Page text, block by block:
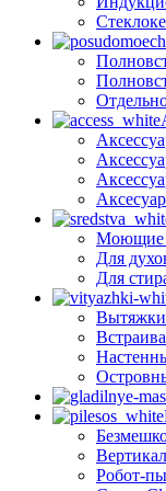
Моющие
Для
Для
Вытяжки
Робот-